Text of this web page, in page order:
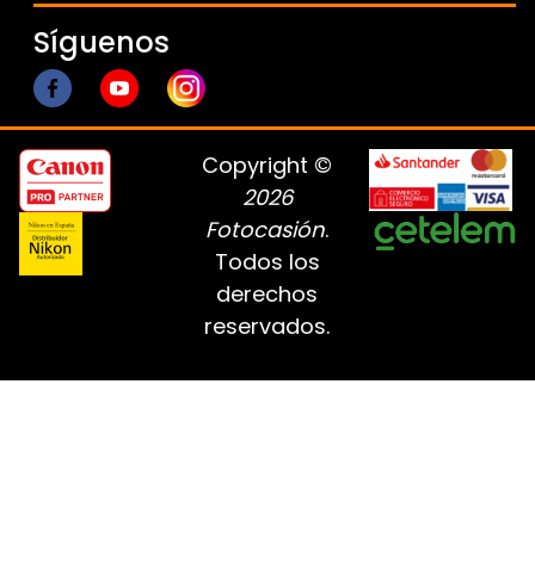
Síguenos
Copyright ©
2026
Fotocasión.
Todos los
derechos
reservados.